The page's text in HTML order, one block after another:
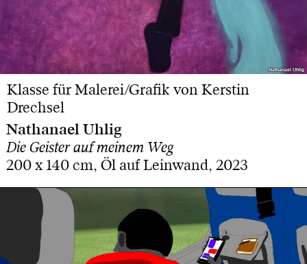
Nathanael Uhlig
Nathanael Uhlig
Klasse für Malerei/Grafik von Kerstin
Drechsel
Nathanael Uhlig
Die Geister auf meinem Weg
200 x 140 cm, Öl auf Leinwand, 2023